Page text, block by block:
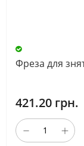
Фреза для
421.20 грн.